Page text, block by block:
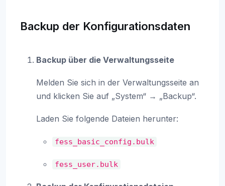
Backup der Konfigurationsdaten
Backup über die Verwaltungsseite
Melden Sie sich in der Verwaltungsseite an
und klicken Sie auf „System“ → „Backup“.
Laden Sie folgende Dateien herunter:
fess_basic_config.bulk
fess_user.bulk